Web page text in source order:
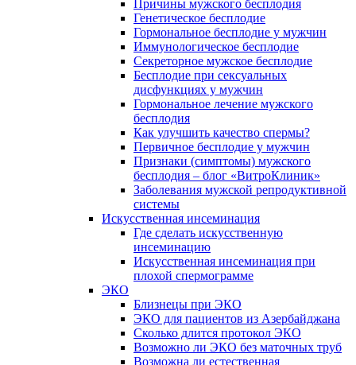
Причины мужского бесплодия
Генетическое бесплодие
Гормональное бесплодие у мужчин
Иммунологическое бесплодие
Секреторное мужское бесплодие
Бесплодие при сексуальных
дисфункциях у мужчин
Гормональное лечение мужского
бесплодия
Как улучшить качество спермы?
Первичное бесплодие у мужчин
Признаки (симптомы) мужского
бесплодия – блог «ВитроКлиник»
Заболевания мужской репродуктивной
системы
Искусственная инсеминация
Где сделать искусственную
инсеминацию
Искусственная инсеминация при
плохой спермограмме
ЭКО
Близнецы при ЭКО
ЭКО для пациентов из Азербайджана
Сколько длится протокол ЭКО
Возможно ли ЭКО без маточных труб
Возможна ли естественная